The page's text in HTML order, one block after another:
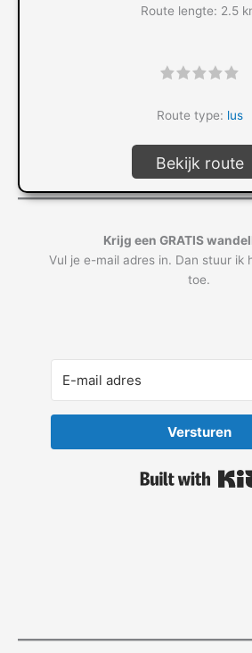
Route lengte: 2.5
Route type: lus
Bekijk route
Krijg een GRATIS
Vul je e-mail adres in. Dan stuur ik
toe.
Versturen